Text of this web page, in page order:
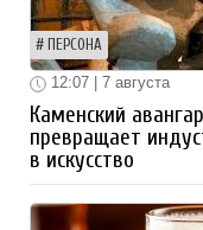
ПЕРСОНА
12:07 | 7 августа
Каменский
превращает
в искусство